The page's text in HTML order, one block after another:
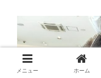
メニュー ホーム